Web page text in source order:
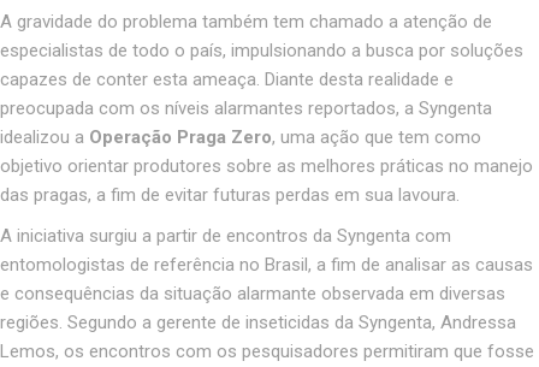
A gravidade do problema também tem chamado a atenção de
especialistas de todo o país, impulsionando a busca por soluções
capazes de conter esta ameaça. Diante desta realidade e
preocupada com os níveis alarmantes reportados, a Syngenta
idealizou a Operação Praga Zero, uma ação que tem como
objetivo orientar produtores sobre as melhores práticas no manejo
das pragas, a fim de evitar futuras perdas em sua lavoura.
A iniciativa surgiu a partir de encontros da Syngenta com
entomologistas de referência no Brasil, a fim de analisar as causas
e consequências da situação alarmante observada em diversas
regiões. Segundo a gerente de inseticidas da Syngenta, Andressa
Lemos, os encontros com os pesquisadores permitiram que fosse